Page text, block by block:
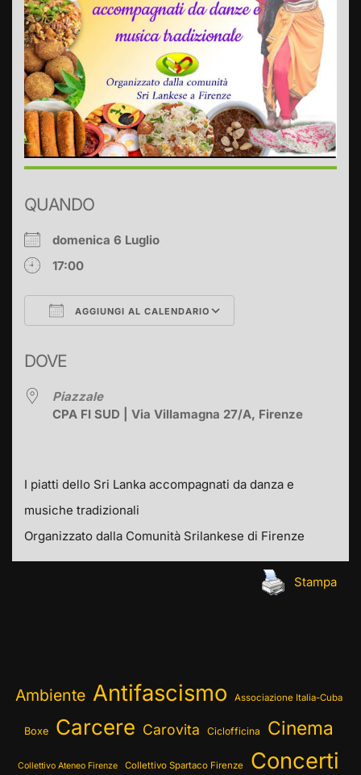
QUANDO
domenica 6 Luglio
17:00
AGGIUNGI AL CALENDARIO
DOVE
Piazzale
CPA FI SUD | Via Villamagna 27/A, Firenze
I piatti dello Sri Lanka accompagnati da danza e
musiche tradizionali
Organizzato dalla Comunità Srilankese di Firenze
Stampa
Ambiente Antifascismo Associazione Italia-Cuba
Boxe Carcere Carovita Ciclofficina Cinema
Collettivo Ateneo Firenze Collettivo Spartaco Firenze Concerti